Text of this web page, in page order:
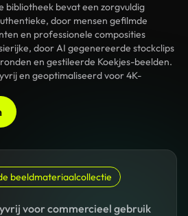
bibliotheek bevat een zorgvuldig
door mensen gefilmde
en professionele composities
door AI gegenereerde stockclips
en gestileerde Koekjes-beelden.
en geoptimaliseerd voor 4K-
beeldmateriaalcollectie
voor commercieel gebruik